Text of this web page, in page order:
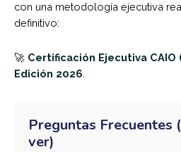
con una metodología ejecutiva
definitivo:
🚀 Certificación Ejecutiva CAIO
Edición 2026
Preguntas Frecuentes
ver)